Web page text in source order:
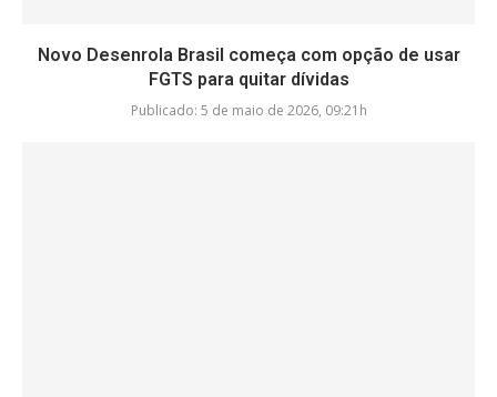
Novo Desenrola Brasil começa com opção de usar
FGTS para quitar dívidas
Publicado: 5 de maio de 2026, 09:21h